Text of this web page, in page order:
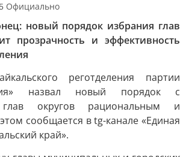
Официально
новый порядок избрания глав
прозрачность и эффективность
реготделения партии
назвал новый порядок с
округов рациональным и
сообщается в tg-канале «Единая
край».